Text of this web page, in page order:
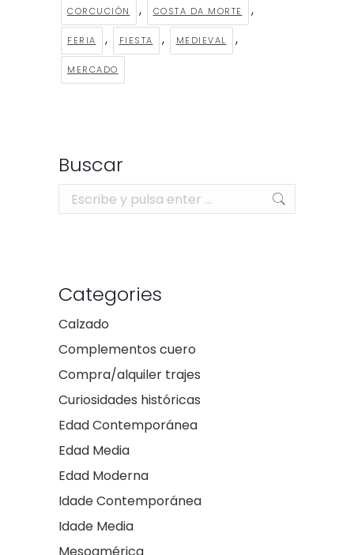
CORCUCIÓN , COSTA DA MORTE ,
FERIA , FIESTA , MEDIEVAL ,
MERCADO
Buscar
Buscar:
Categories
Calzado
Complementos cuero
Compra/alquiler trajes
Curiosidades históricas
Edad Contemporánea
Edad Media
Edad Moderna
Idade Contemporánea
Idade Media